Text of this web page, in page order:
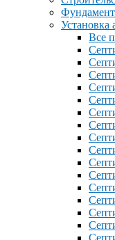
Фундамент
Установка
Все